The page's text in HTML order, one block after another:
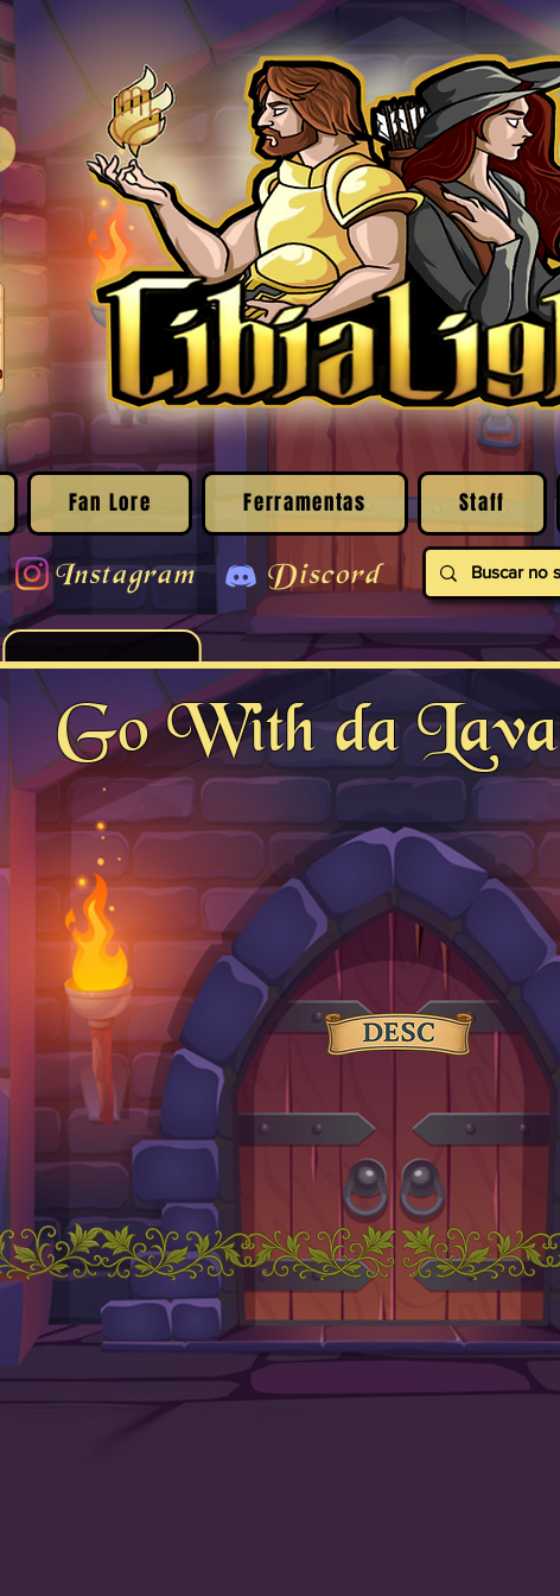
Fan Lore Ferramentas Staff
Instagram Discord
Go With da